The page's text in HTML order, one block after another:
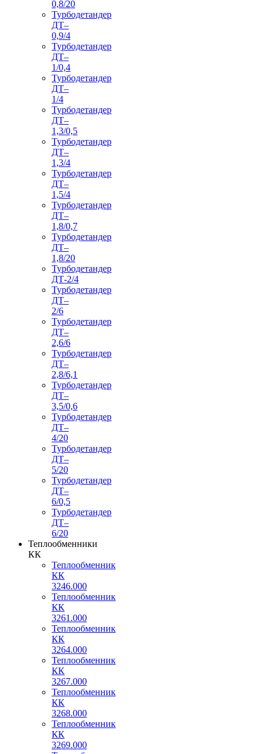
0,8/20
Турбодетандер
ДТ–
0,9/4
Турбодетандер
ДТ–
1/0,4
Турбодетандер
ДТ–
1/4
Турбодетандер
ДТ–
1,3/0,5
Турбодетандер
ДТ–
1,3/4
Турбодетандер
ДТ–
1,5/4
Турбодетандер
ДТ–
1,8/0,7
Турбодетандер
ДТ–
1,8/20
Турбодетандер
ДТ-2/4
Турбодетандер
ДТ–
2/6
Турбодетандер
ДТ–
2,6/6
Турбодетандер
ДТ–
2,8/6,1
Турбодетандер
ДТ–
3,5/0,6
Турбодетандер
ДТ–
4/20
Турбодетандер
ДТ–
5/20
Турбодетандер
ДТ–
6/0,5
Турбодетандер
ДТ–
6/20
Теплообменники
КК
Теплообменник
КК
3246.000
Теплообменник
КК
3261.000
Теплообменник
КК
3264.000
Теплообменник
КК
3267.000
Теплообменник
КК
3268.000
Теплообменник
КК
3269.000